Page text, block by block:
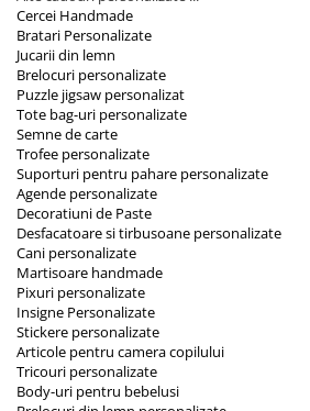
Cercei Handmade
Bratari Personalizate
Jucarii din lemn
Brelocuri personalizate
Puzzle jigsaw personalizat
Tote bag-uri personalizate
Semne de carte
Trofee personalizate
Suporturi pentru pahare personalizate
Agende personalizate
Decoratiuni de Paste
Desfacatoare si tirbusoane personalizate
Cani personalizate
Martisoare handmade
Pixuri personalizate
Insigne Personalizate
Stickere personalizate
Articole pentru camera copilului
Tricouri personalizate
Body-uri pentru bebelusi